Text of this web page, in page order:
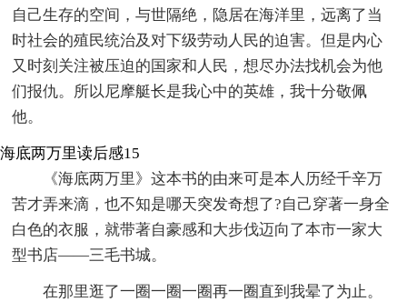
自己生存的空间，与世隔绝，隐居在海洋里，远离了当
时社会的殖民统治及对下级劳动人民的迫害。但是内心
又时刻关注被压迫的国家和人民，想尽办法找机会为他
们报仇。所以尼摩艇长是我心中的英雄，我十分敬佩
他。
海底两万里读后感15
《海底两万里》这本书的由来可是本人历经千辛万
苦才弄来滴，也不知是哪天突发奇想了?自己穿著一身全
白色的衣服，就带著自豪感和大步伐迈向了本市一家大
型书店——三毛书城。
在那里逛了一圈一圈一圈再一圈直到我晕了为止。